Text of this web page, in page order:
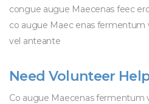
congue augue Maecenas feec
co augue Maec enas
vel anteante
Need Volunteer
Co augue Maecenas